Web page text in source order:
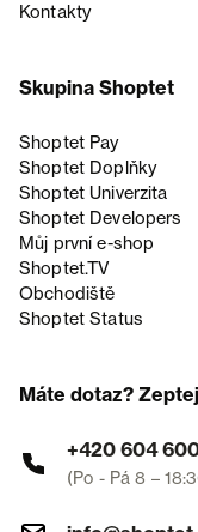
Kontakty
Skupina Shoptet
Shoptet Pay
Shoptet Doplňky
Shoptet Univerzita
Shoptet Developers
Můj první e-shop
Shoptet.TV
Obchodiště
Shoptet Status
Máte dotaz?
+420 604
(Po - Pá 8 –